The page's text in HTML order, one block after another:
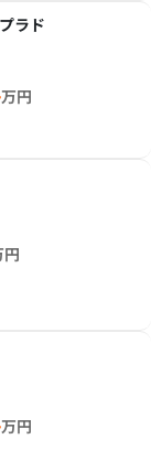
ラド
万円
円
万円